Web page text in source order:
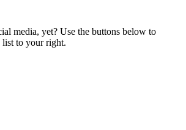
media, yet? Use the buttons below to
to your right.